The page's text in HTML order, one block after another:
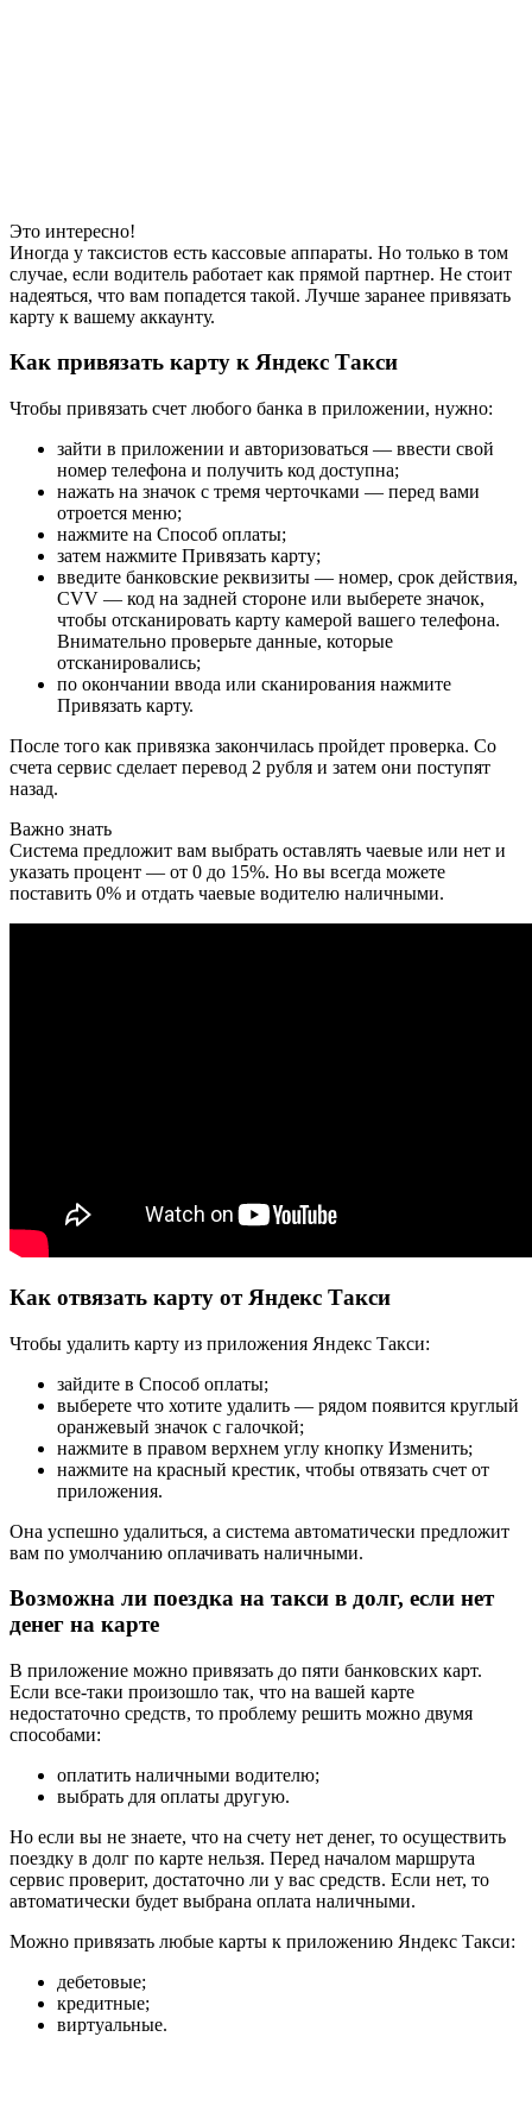
Это интересно!
Иногда у таксистов есть кассовые аппараты. Но только в том
случае, если водитель работает как прямой партнер. Не стоит
надеяться, что вам попадется такой. Лучше заранее привязать
карту к вашему аккаунту.
Как привязать карту к Яндекс Такси
Чтобы привязать счет любого банка в приложении, нужно:
зайти в приложении и авторизоваться — ввести свой
номер телефона и получить код доступна;
нажать на значок с тремя черточками — перед вами
отроется меню;
нажмите на Способ оплаты;
затем нажмите Привязать карту;
введите банковские реквизиты — номер, срок действия,
CVV — код на задней стороне или выберете значок,
чтобы отсканировать карту камерой вашего телефона.
Внимательно проверьте данные, которые
отсканировались;
по окончании ввода или сканирования нажмите
Привязать карту.
После того как привязка закончилась пройдет проверка. Со
счета сервис сделает перевод 2 рубля и затем они поступят
назад.
Важно знать
Система предложит вам выбрать оставлять чаевые или нет и
указать процент — от 0 до 15%. Но вы всегда можете
поставить 0% и отдать чаевые водителю наличными.
Как отвязать карту от Яндекс Такси
Чтобы удалить карту из приложения Яндекс Такси:
зайдите в Способ оплаты;
выберете что хотите удалить — рядом появится круглый
оранжевый значок с галочкой;
нажмите в правом верхнем углу кнопку Изменить;
нажмите на красный крестик, чтобы отвязать счет от
приложения.
Она успешно удалиться, а система автоматически предложит
вам по умолчанию оплачивать наличными.
Возможна ли поездка на такси в долг, если нет
денег на карте
В приложение можно привязать до пяти банковских карт.
Если все-таки произошло так, что на вашей карте
недостаточно средств, то проблему решить можно двумя
способами:
оплатить наличными водителю;
выбрать для оплаты другую.
Но если вы не знаете, что на счету нет денег, то осуществить
поездку в долг по карте нельзя. Перед началом маршрута
сервис проверит, достаточно ли у вас средств. Если нет, то
автоматически будет выбрана оплата наличными.
Можно привязать любые карты к приложению Яндекс Такси:
дебетовые;
кредитные;
виртуальные.